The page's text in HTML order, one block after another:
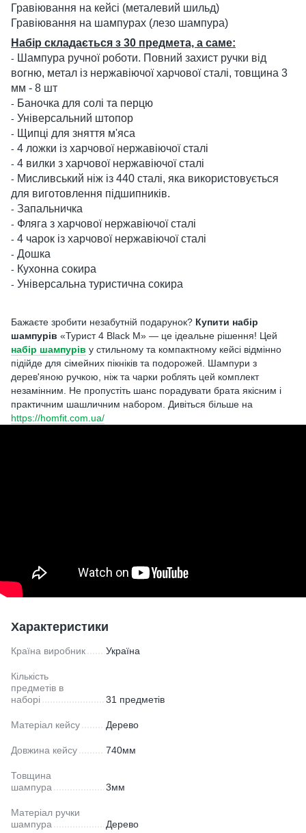
Гравіювання на кейсі (металевий шильд)
Гравіювання на шампурах (лезо шампура)
Набір складається з 30 предмета, а саме:
- Шампура ручної роботи. Повний захист ручки від
вогню, метал із нержавіючої харчової сталі, товщина 3
мм - 8 шт
- Баночка для солі та перцю
- Універсальний штопор
- Щипці для зняття м'яса
- 4 ложки із харчової нержавіючої сталі
- 4 вилки з харчової нержавіючої сталі
- Мисливський ніж із 440 сталі, яка використовується
для виготовлення підшипників.
- Запальничка
- Фляга з харчової нержавіючої сталі
- 4 чарок із харчової нержавіючої сталі
- Дошка
- Кухонна сокира
- Універсальна туристична сокира
Бажаєте зробити незабутній подарунок? Купити набір
шампурів «Турист 4 Black M» — це ідеальне рішення! Цей
набір шампурів у стильному та компактному кейсі відмінно
підійде для сімейних пікніків та подорожей. Шампури з
дерев'яною ручкою, ніж та чарки роблять цей комплект
незамінним. Не пропустіть шанс порадувати брата якісним і
практичним шашличним набором. Дивіться більше на
https://homfit.com.ua/
Характеристики
Країна виробник Україна
Кількість
предметів в
наборі
31 предметів
Матеріал кейсу Дерево
Довжина кейсу 740мм
Товщина
шампура
3мм
Матеріал ручки
шампура
Дерево